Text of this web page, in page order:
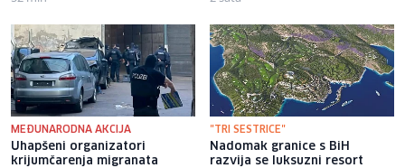
MEĐUNARODNA AKCIJA
Uhapšeni organizatori
krijumčarenja migranata
"TRI SESTRICE"
Nadomak granice s BiH
razvija se luksuzni resort